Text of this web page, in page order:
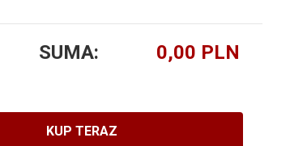
SUMA:
KUP TERAZ